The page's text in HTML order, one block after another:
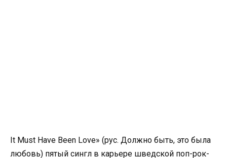
It Must Have Been Love» (рус. Должно быть, это была
любовь) пятый сингл в карьере шведской поп-рок-